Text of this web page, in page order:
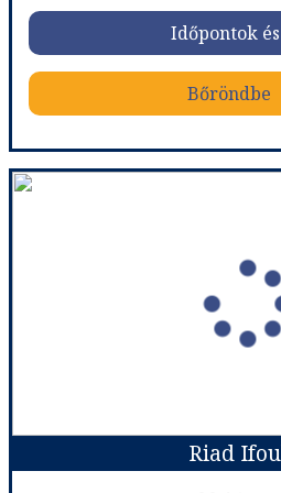
Időpontok
Bőröndbe
Időpontok
Bőröndbe
Riad
Utazás módja:
Ellátás:
Szálláskategória:
Szoba
Időpont: 2026-
Riad